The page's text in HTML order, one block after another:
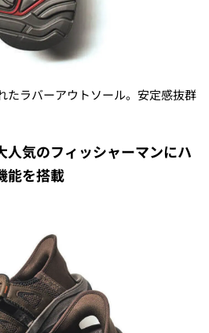
たラバーアウトソール。安定感抜群
人気のフィッシャーマンにハ
能を搭載